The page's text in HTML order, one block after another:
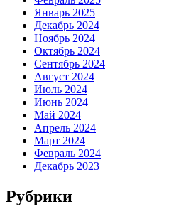
Январь 2025
Декабрь 2024
Ноябрь 2024
Октябрь 2024
Сентябрь 2024
Август 2024
Июль 2024
Июнь 2024
Май 2024
Апрель 2024
Март 2024
Февраль 2024
Декабрь 2023
Рубрики